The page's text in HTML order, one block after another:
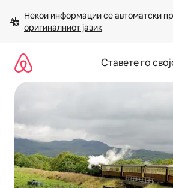
содржина
Некои информации се автоматски
оригиналниот јазик
Ставете го